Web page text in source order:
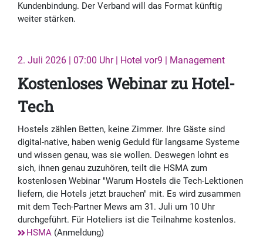
Kundenbindung. Der Verband will das Format künftig
weiter stärken.
2. Juli 2026 | 07:00 Uhr | Hotel vor9 | Management
Kostenloses Webinar zu Hotel-
Tech
Hostels zählen Betten, keine Zimmer. Ihre Gäste sind
digital-native, haben wenig Geduld für langsame Systeme
und wissen genau, was sie wollen. Deswegen lohnt es
sich, ihnen genau zuzuhören, teilt die HSMA zum
kostenlosen Webinar "Warum Hostels die Tech-Lektionen
liefern, die Hotels jetzt brauchen" mit. Es wird zusammen
mit dem Tech-Partner Mews am 31. Juli um 10 Uhr
durchgeführt. Für Hoteliers ist die Teilnahme kostenlos.
HSMA (Anmeldung)